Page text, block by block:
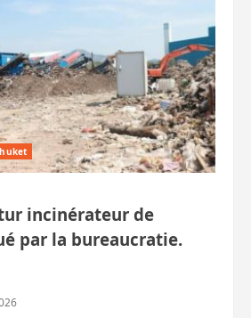
incinérateur de
par la bureaucratie.